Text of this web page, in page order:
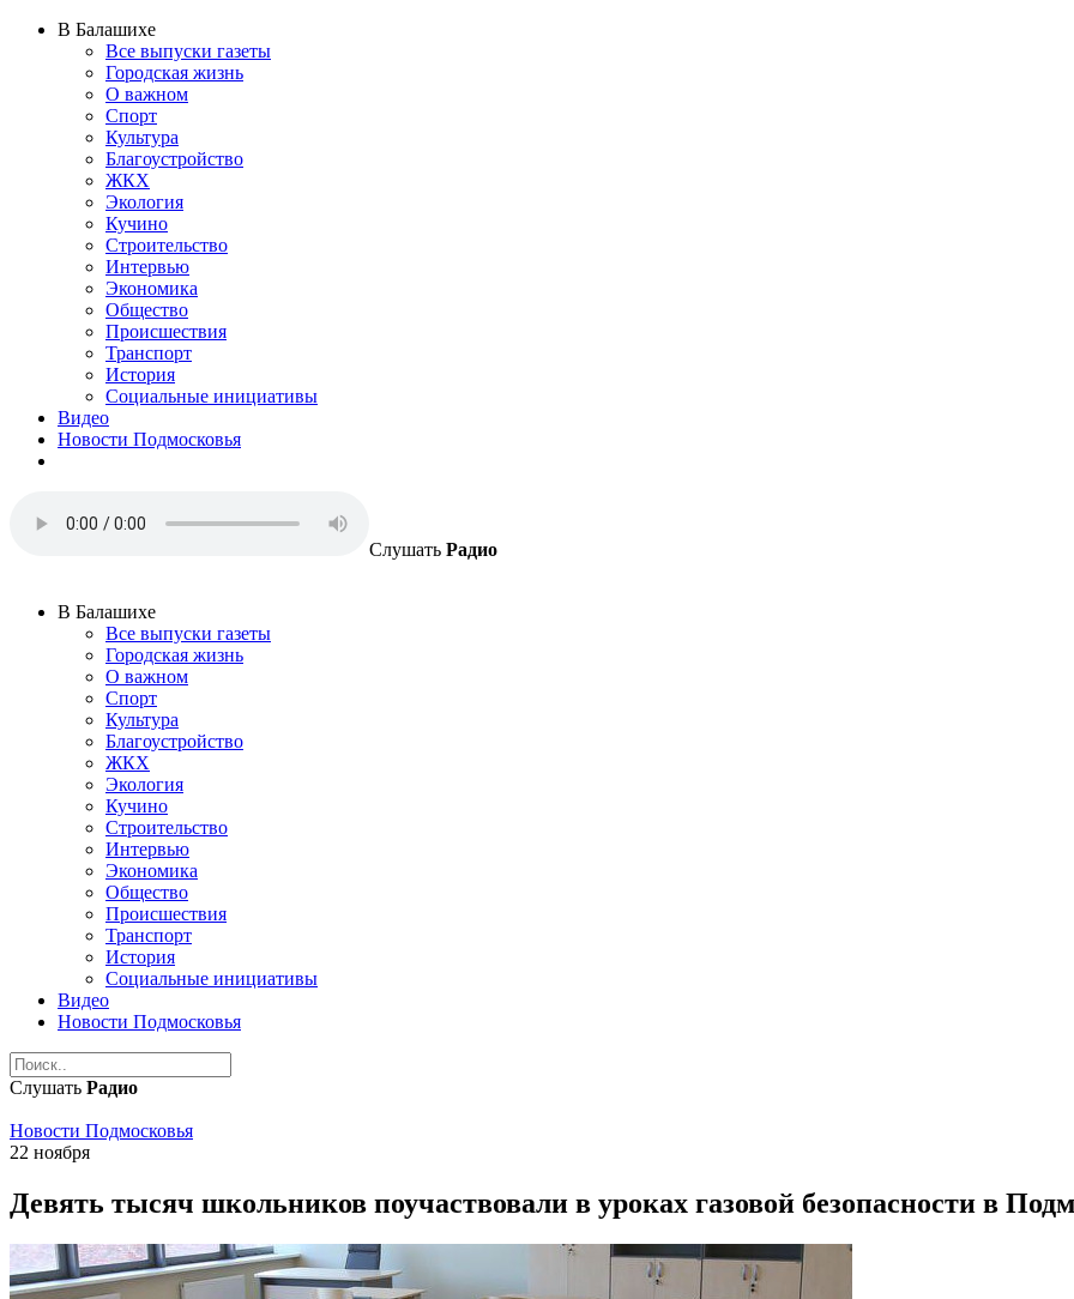
В Балашихе
Все выпуски газеты
Городская жизнь
О важном
Спорт
Культура
Благоустройство
ЖКХ
Экология
Кучино
Строительство
Интервью
Экономика
Общество
Происшествия
Транспорт
История
Социальные инициативы
Видео
Новости Подмосковья
Слушать Радио
В Балашихе
Все выпуски газеты
Городская жизнь
О важном
Спорт
Культура
Благоустройство
ЖКХ
Экология
Кучино
Строительство
Интервью
Экономика
Общество
Происшествия
Транспорт
История
Социальные инициативы
Видео
Новости Подмосковья
Слушать Радио
Новости Подмосковья
22 ноября
Девять тысяч школьников поучаствовали в уроках газовой безопасности в